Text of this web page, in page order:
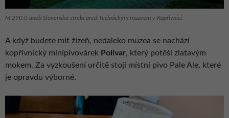
M 290.0 aneb Slovenská strela před Technickým muzeem v Kopřivnici.
A když budete mít žízeň, nedaleko muzea se nachází
kopřivnický minipivovárek Polivar, který potěší zlatavým
mokem. Za vyzkoušení určitě stojí místní pivo Pale Ale, které
je opravdu výborné.